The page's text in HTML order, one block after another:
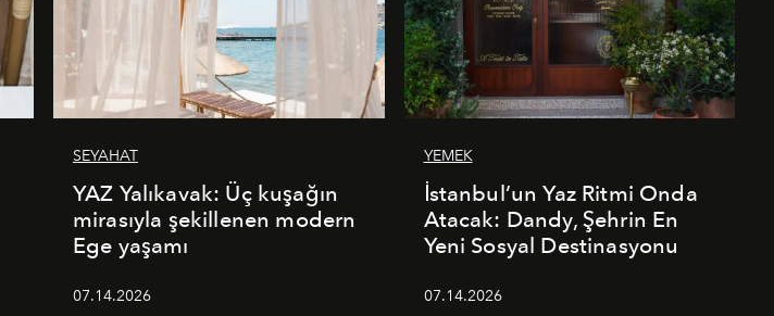
SEYAHAT
YAZ Yalıkavak: Üç kuşağın
mirasıyla şekillenen modern
Ege yaşamı
07.14.2026
YEMEK
İstanbul’un Yaz Ritmi Onda
Atacak: Dandy, Şehrin En
Yeni Sosyal Destinasyonu
07.14.2026